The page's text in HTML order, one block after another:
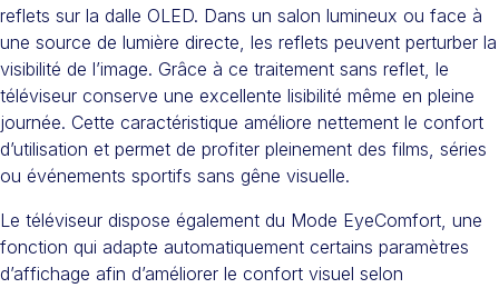
reflets sur la dalle OLED. Dans un salon lumineux ou face à
une source de lumière directe, les reflets peuvent perturber la
visibilité de l’image. Grâce à ce traitement sans reflet, le
téléviseur conserve une excellente lisibilité même en pleine
journée. Cette caractéristique améliore nettement le confort
d’utilisation et permet de profiter pleinement des films, séries
ou événements sportifs sans gêne visuelle.
Le téléviseur dispose également du Mode EyeComfort, une
fonction qui adapte automatiquement certains paramètres
d’affichage afin d’améliorer le confort visuel selon